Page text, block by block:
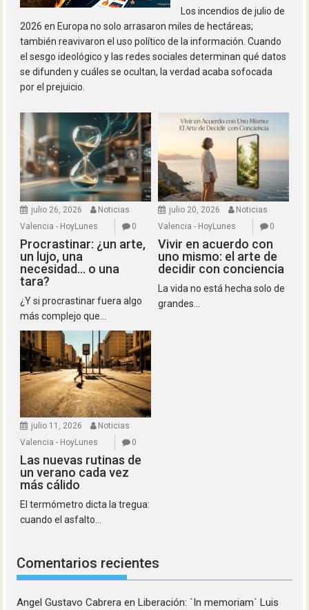
Los incendios de julio de
2026 en Europa no solo arrasaron miles de hectáreas;
también reavivaron el uso político de la información. Cuando
el sesgo ideológico y las redes sociales determinan qué datos
se difunden y cuáles se ocultan, la verdad acaba sofocada
por el prejuicio.
julio 26, 2026
Noticias
Valencia - HoyLunes
0
Procrastinar: ¿un arte,
un lujo, una
necesidad… o una
tara?
¿Y si procrastinar fuera algo
más complejo que...
julio 20, 2026
Noticias
Valencia - HoyLunes
0
Vivir en acuerdo con
uno mismo: el arte de
decidir con conciencia
La vida no está hecha solo de
grandes...
julio 11, 2026
Noticias
Valencia - HoyLunes
0
Las nuevas rutinas de
un verano cada vez
más cálido
El termómetro dicta la tregua:
cuando el asfalto...
Comentarios recientes
Angel Gustavo Cabrera enLiberación: ´In memoriam´ Luis